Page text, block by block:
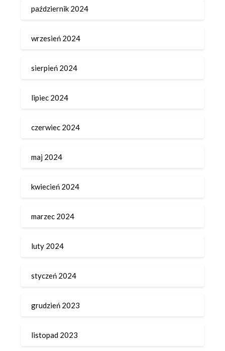
październik 2024
wrzesień 2024
sierpień 2024
lipiec 2024
czerwiec 2024
maj 2024
kwiecień 2024
marzec 2024
luty 2024
styczeń 2024
grudzień 2023
listopad 2023